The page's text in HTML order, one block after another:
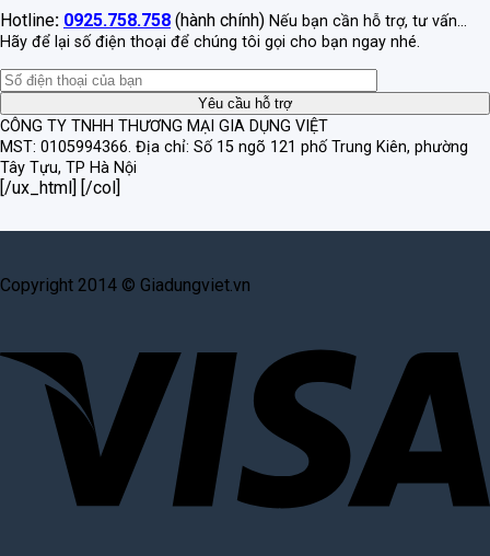
Hotline: 0925.758.758 (hành chính) Nếu bạn cần hỗ trợ, tư vấn...
Hãy để lại số điện thoại để chúng tôi gọi cho bạn ngay nhé.
CÔNG TY TNHH THƯƠNG MẠI GIA DỤNG VIỆT
MST: 0105994366. Địa chỉ: Số 15 ngõ 121 phố Trung Kiên, phường
Tây Tựu, TP Hà Nội
[/ux_html] [/col]
Copyright 2014 © Giadungviet.vn